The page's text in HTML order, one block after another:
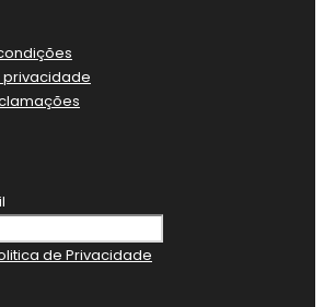
privacidade
de Privacidade